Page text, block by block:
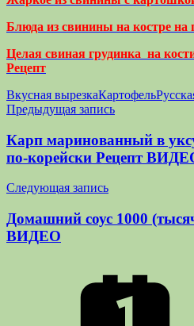
Блюда из свинины на костре на
Целая свиная грудинка на
Рецепт
Вкусная вырезкаКартофель
Навигация
по
записям
Предыдущая запись
Карп маринованный в
по-корейски Рецепт
Следующая запись
Домашний соус 1000
ВИДЕО